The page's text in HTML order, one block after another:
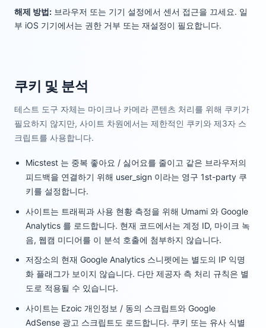
해제 방법: 브라우저 또는 기기 설정에서 센서 접근을 끄세요. 일
부 iOS 기기에서는 권한 거부 또는 재설정이 필요합니다.
쿠키 및 분석
테스트 도구 자체는 마이크나 카메라 콘텐츠 처리를 위해 쿠키가
필요하지 않지만, 사이트 차원에서는 제한적인 쿠키와 제3자 스
크립트를 사용합니다.
Micstest 는 중복 좋아요 / 싫어요를 줄이고 같은 브라우저의
피드백을 연결하기 위해 user_sign 이라는 영구 1st-party 쿠
키를 설정합니다.
사이트는 트래픽과 사용 현황 측정을 위해 Umami 와 Google
Analytics 를 로드합니다. 현재 코드에서는 계정 ID, 마이크 녹
음, 웹캠 미디어를 이 분석 호출에 첨부하지 않습니다.
저장소의 현재 Google Analytics 스니펫에는 별도의 IP 익명
화 플래그가 보이지 않습니다. 다만 제공자 측 처리 규칙은 별
도로 적용될 수 있습니다.
사이트는 Ezoic 개인정보 / 동의 스크립트와 Google
AdSense 광고 스크립트도 로드합니다. 쿠키 또는 유사 식별